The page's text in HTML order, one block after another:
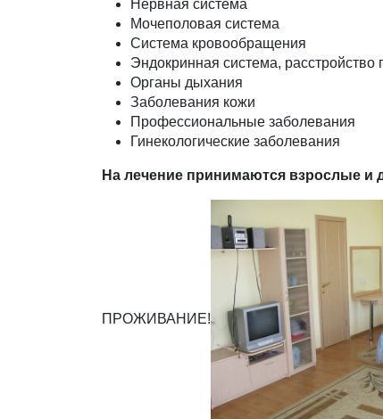
Нервная система
Мочеполовая система
Система кровообращения
Эндокринная система,
Органы дыхания
Заболевания кожи
Профессиональные заболевания
Гинекологические заболевания
На лечение принимаются взрослые и
ПРОЖИВАНИЕ!